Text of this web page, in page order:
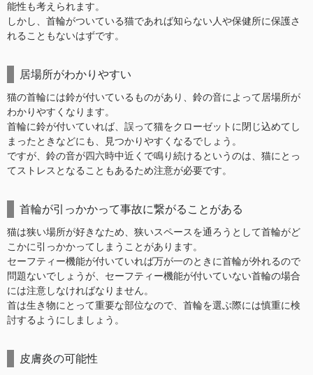
能性も考えられます。
しかし、首輪がついている猫であれば知らない人や保健所に保護さ
れることもないはずです。
居場所がわかりやすい
猫の首輪には鈴が付いているものがあり、鈴の音によって居場所が
わかりやすくなります。
首輪に鈴が付いていれば、誤って猫をクローゼットに閉じ込めてし
まったときなどにも、見つかりやすくなるでしょう。
ですが、鈴の音が四六時中近くで鳴り続けるというのは、猫にとっ
てストレスとなることもあるため注意が必要です。
首輪が引っかかって事故に繋がることがある
猫は狭い場所が好きなため、狭いスペースを通ろうとして首輪がど
こかに引っかかってしまうことがあります。
セーフティー機能が付いていれば万が一のときに首輪が外れるので
問題ないでしょうが、セーフティー機能が付いていない首輪の場合
には注意しなければなりません。
首は生き物にとって重要な部位なので、首輪を選ぶ際には慎重に検
討するようにしましょう。
皮膚炎の可能性